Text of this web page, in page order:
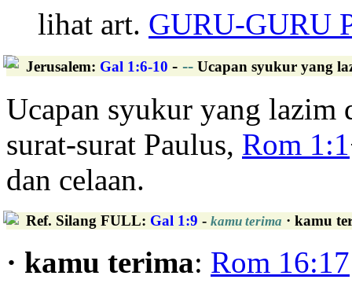
lihat art. GURU-GURU
Jerusalem: Gal 1:6-10 - -- Ucapan syukur yang
Ucapan syukur yang lazim
surat-surat Paulus, Rom 1:1
dan celaan.
Ref. Silang FULL: Gal 1:9 - kamu terima · kamu
· kamu terima: Rom 16:17